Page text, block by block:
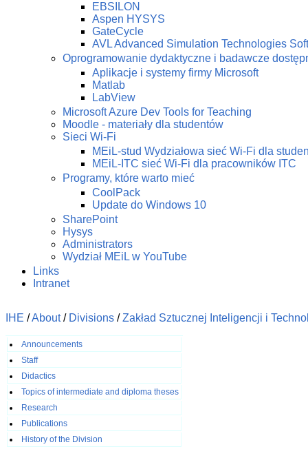
EBSILON
Aspen HYSYS
GateCycle
AVL Advanced Simulation Technologies
Oprogramowanie dydaktyczne i badawcze
Aplikacje i systemy firmy Microsoft
Matlab
LabView
Microsoft Azure Dev Tools for Teaching
Moodle - materiały dla studentów
Sieci Wi-Fi
MEiL-stud Wydziałowa sieć Wi-Fi dla
MEiL-ITC sieć Wi-Fi dla pracowników ITC
Programy, które warto mieć
CoolPack
Update do Windows 10
SharePoint
Hysys
Administrators
Wydział MEiL w YouTube
Links
Intranet
IHE /About / Divisions / Zakład Sztucznej Inteligencji i
Announcements
Staff
Didactics
Topics of intermediate and diploma theses
Research
Publications
History of the Division